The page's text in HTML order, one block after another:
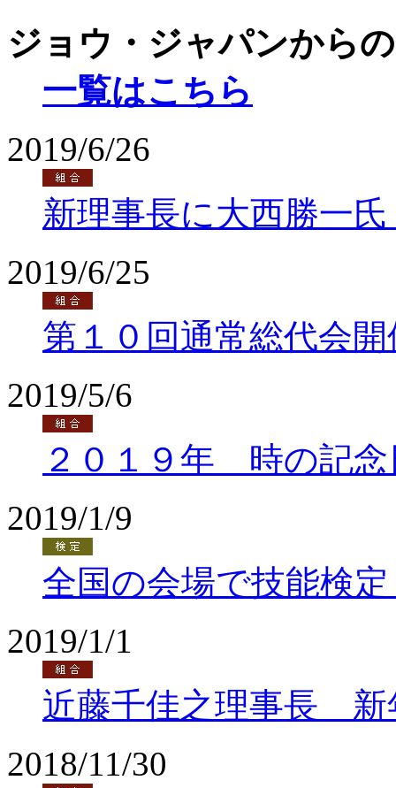
ジョウ・ジャパンから
一覧はこちら
2019/6/26
新理事長に大西勝一
2019/6/25
第１０回通常総代会開
2019/5/6
２０１９年 時の記
2019/1/9
全国の会場で技能検
2019/1/1
近藤千佳之理事長 新
2018/11/30